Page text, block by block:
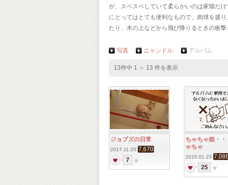
が、スベスベしていて柔らかいのは家猫だ
にとってはとても便利なもので、肉球を盛
たり、木の上などから飛び降りるときの衝
写真 ニャンドル アルバム
13件中 1 ～ 13 件を表示
ジョブズの日常
2017.11.25 7,670
7
ちゃちゃ姫・・
ゃちゃ
2015.01.23 7,086
25